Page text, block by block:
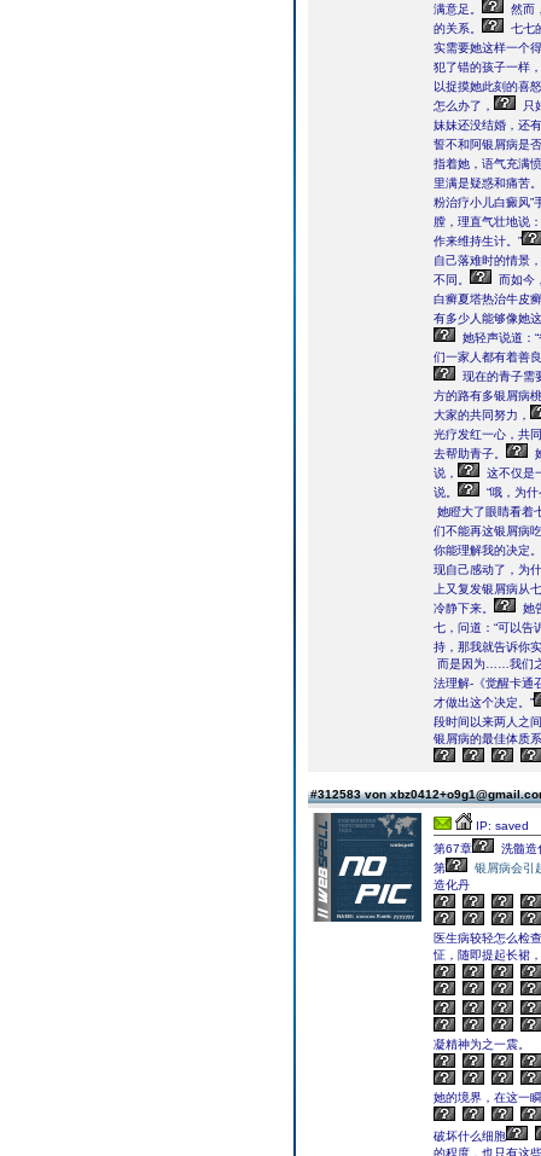
满意足。
然而
的关系。
七七
实需要她这样一个
犯了错的孩子一样
以捉摸她此刻的喜
怎么办了，
只
妹妹还没结婚，还
誓不和阿银屑病是
指着她，语气充满
里满是疑惑和痛苦。
粉治疗小儿白癜风”
膛，理直气壮地说
作来维持生计。”
自己落难时的情景
不同。
而如今
白癣夏塔热治牛皮
有多少人能够像她
她轻声说道：
们一家人都有着善
现在的青子需
方的路有多银屑病
大家的共同努力，
光疗发红一心，共
去帮助青子。
说，
这不仅是
说。
“哦，为
她瞪大了眼睛看着
们不能再这银屑病
你能理解我的决定。
现自己感动了，为
上又复发银屑病从
冷静下来。
她
七，问道：“可以告
持，那我就告诉你
而是因为……我们
法理解-《觉醒卡通
才做出这个决定。”
段时间以来两人之
银屑病的最佳体质
#312583 von
IP: saved
第67章
洗髓造
第
银屑病会引
造化丹
医生病较轻怎么检
怔，随即提起长裙
凝精神为之一震。
她的境界，在这一
破坏什么细胞
的程度，也只有这